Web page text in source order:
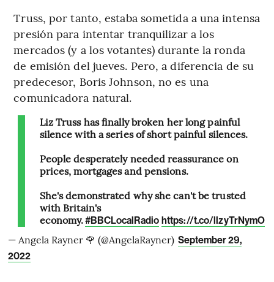
Truss, por tanto, estaba sometida a una intensa
presión para intentar tranquilizar a los
mercados (y a los votantes) durante la ronda
de emisión del jueves. Pero, a diferencia de su
predecesor, Boris Johnson, no es una
comunicadora natural.
Liz Truss has finally broken her long painful
silence with a series of short painful silences.
People desperately needed reassurance on
prices, mortgages and pensions.
She's demonstrated why she can't be trusted
with Britain's
economy.#BBCLocalRadio https://t.co/llzyTrNymO
— Angela Rayner 🌹 (@AngelaRayner) September 29,
2022